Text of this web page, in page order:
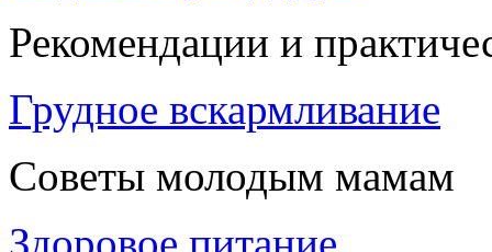
Рекомендации и
Грудное вскармливание
Советы молодым мамам
Здоровое питание